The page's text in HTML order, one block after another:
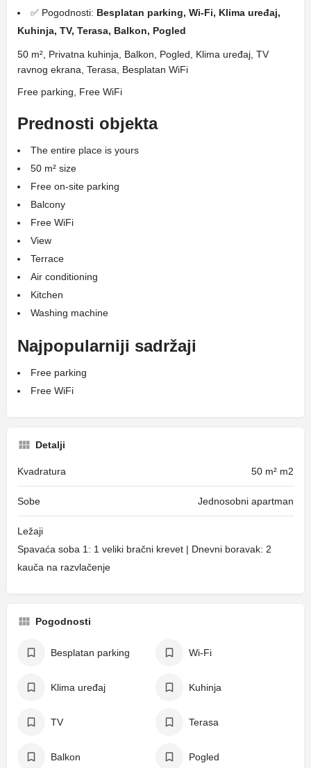
✅ Pogodnosti: Besplatan parking, Wi-Fi, Klima uređaj,
Kuhinja, TV, Terasa, Balkon, Pogled
50 m², Privatna kuhinja, Balkon, Pogled, Klima uređaj, TV
ravnog ekrana, Terasa, Besplatan WiFi
Free parking, Free WiFi
Prednosti objekta
The entire place is yours
50 m² size
Free on-site parking
Balcony
Free WiFi
View
Terrace
Air conditioning
Kitchen
Washing machine
Najpopularniji sadržaji
Free parking
Free WiFi
Detalji
Kvadratura 50 m² m2
Sobe Jednosobni apartman
Ležaji
Spavaća soba 1: 1 veliki bračni krevet | Dnevni boravak: 2
kauča na razvlačenje
Pogodnosti
Besplatan parking Wi-Fi
Klima uređaj Kuhinja
TV Terasa
Balkon Pogled